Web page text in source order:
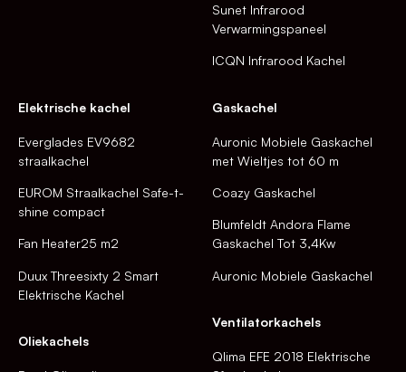
Sunet Infrarood
Verwarmingspaneel
ICQN Infrarood Kachel
Elektrische kachel
Everglades EV9682
straalkachel
EUROM Straalkachel Safe-t-
shine compact
Fan Heater25 m2
Duux Threesixty 2 Smart
Elektrische Kachel
Oliekachels
Gaskachel
Auronic Mobiele Gaskachel
met Wieltjes tot 60 m
Coazy Gaskachel
Blumfeldt Andora Flame
Gaskachel Tot 3,4Kw
Auronic Mobiele Gaskachel
Ventilatorkachels
Qlima EFE 2018 Elektrische